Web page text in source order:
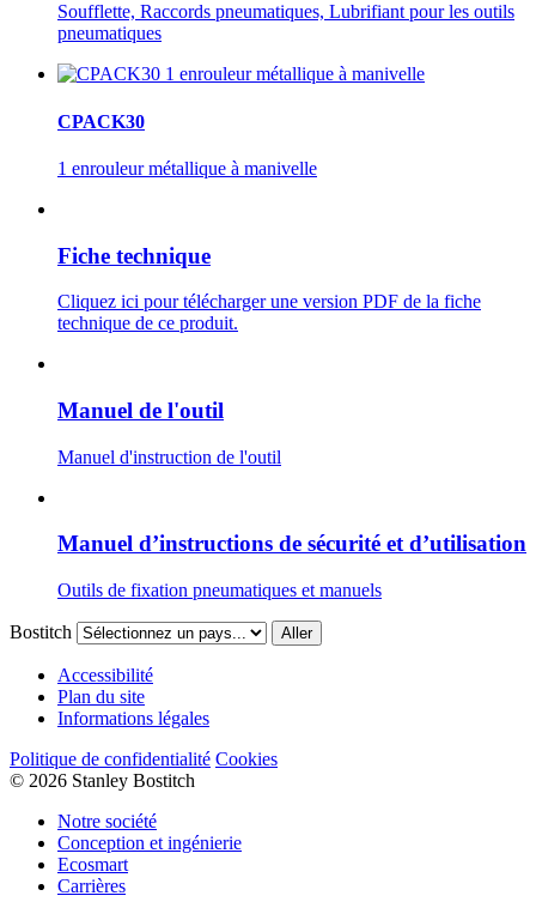
Soufflette, Raccords pneumatiques, Lubrifiant pour les outils
pneumatiques
CPACK30
1 enrouleur métallique à manivelle
Fiche technique
Cliquez ici pour télécharger une version PDF de la fiche
technique de ce produit.
Manuel de l'outil
Manuel d'instruction de l'outil
Manuel d’instructions de sécurité et d’utilisation
Outils de fixation pneumatiques et manuels
Bostitch Aller
Accessibilité
Plan du site
Informations légales
Politique de confidentialité Cookies
© 2026 Stanley Bostitch
Notre société
Conception et ingénierie
Ecosmart
Carrières